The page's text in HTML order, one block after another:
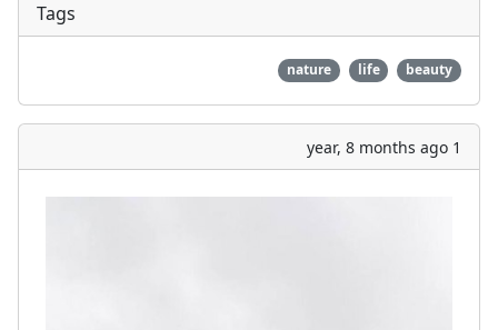
Tags
beauty
life
nature
1 year, 8 months ago